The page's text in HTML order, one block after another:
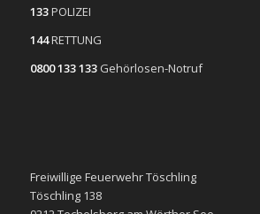
133POLIZEI
144RETTUNG
0800 133 133 Gehörlosen-Notruf
Freiwillige Feuerwehr Töschling
Töschling 138